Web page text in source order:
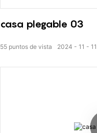
casa plegable 03
2024 11 11
55 puntos de vista